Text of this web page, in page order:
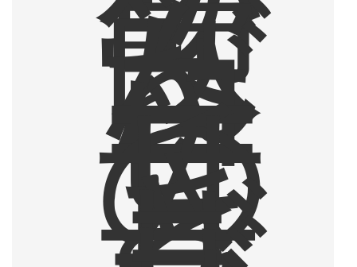
ん
だ
コ
ー
ヒ
ー
の
甘
さ